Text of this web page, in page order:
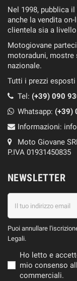
Nel 1998, pubblica
anche la vendita
clientela sia a
Motogiovane
motoraduni,
nazionale.
Tutti i prezzi
Tel: (+39) 090
Whatsapp: (+39)
Informazioni:
Moto Giovane
P.IVA 01931450835
NEWSLETTER
Puoi annullare
Legali.
Ho letto e
mio consenso
commerciali.